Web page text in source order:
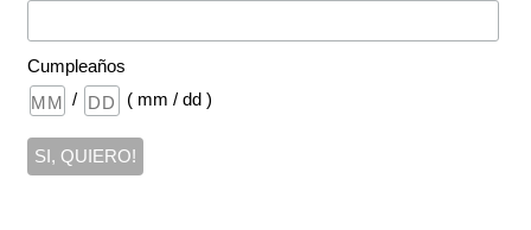
Cumpleaños
/
( mm / dd )